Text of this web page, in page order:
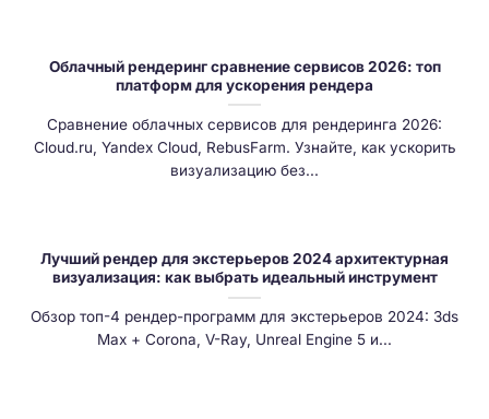
Облачный рендеринг сравнение сервисов 2026: топ
платформ для ускорения рендера
Сравнение облачных сервисов для рендеринга 2026:
Cloud.ru, Yandex Cloud, RebusFarm. Узнайте, как ускорить
визуализацию без...
Лучший рендер для экстерьеров 2024 архитектурная
визуализация: как выбрать идеальный инструмент
Обзор топ-4 рендер-программ для экстерьеров 2024: 3ds
Max + Corona, V-Ray, Unreal Engine 5 и...